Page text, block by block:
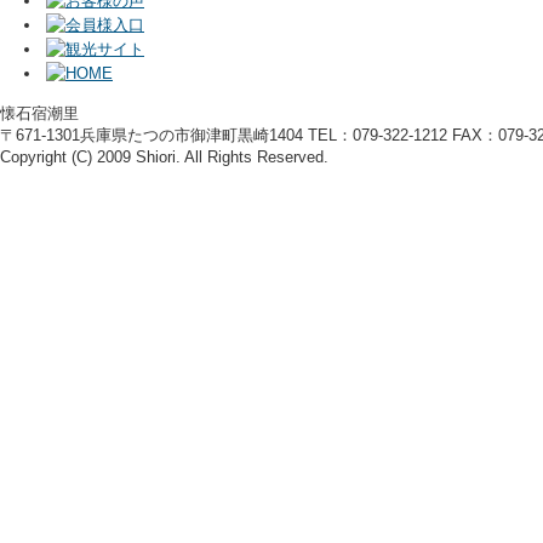
懐石宿潮里
〒671-1301兵庫県たつの市御津町黒崎1404 TEL：079-322-1212 FAX：079-
Copyright (C) 2009 Shiori. All Rights Reserved.